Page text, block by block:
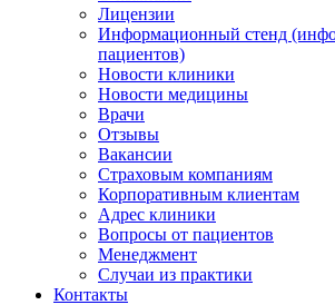
Лицензии
Информационный стенд
пациентов)
Новости клиники
Новости медицины
Врачи
Отзывы
Вакансии
Страховым компаниям
Корпоративным клиентам
Адрес клиники
Вопросы от пациентов
Менеджмент
Случаи из практики
Контакты